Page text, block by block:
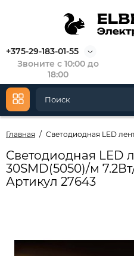
+375-29-183-01-55
Звоните с 10:00 до
18:00
Главная Cветодиодная LED
Cветодиодная LED
30SMD(5050)/м
Артикул 27643